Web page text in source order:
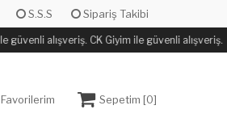
S.S.S Sipariş Takibi
güvenli alışveriş. CK Giyim ile güvenli alışveriş.
Favorilerim Sepetim [0]